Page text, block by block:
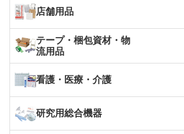
店舗用品
テープ・梱包資材・物
流用品
看護・医療・介護
研究用総合機器